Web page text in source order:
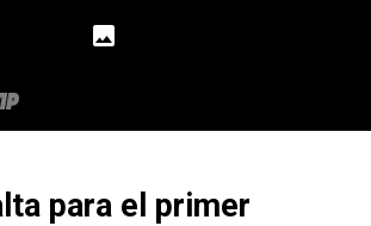
para el primer